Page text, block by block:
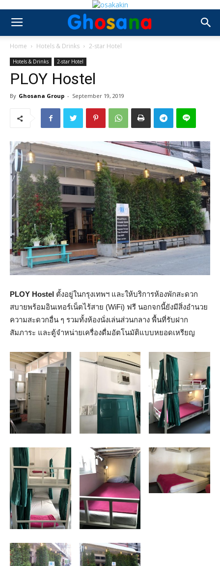
Home Hotels & Drinks 2-star Hotel
Hotels & Drinks 2-star Hotel
PLOY Hostel
By Ghosana Group - September 19, 2019
PLOY Hostel ตั้งอยู่ในกรุงเทพฯ และให้บริการห้องพักสะดวก
สบายพร้อมอินเทอร์เน็ตไร้สาย (WiFi) ฟรี นอกจกนี้ยังมีสิ่งอำนวย
ความสะดวกอื่น ๆ รวมทั้งห้องนั่งเล่นส่วนกลาง พื้นที่รับฝาก
สัมภาระ และตู้จำหน่ายเครื่องดื่มอัตโนมัติแบบหยอดเหรียญ